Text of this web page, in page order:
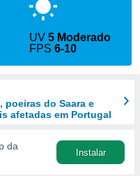
UV5 Moderado
FPS6-10
poeiras do Saara e
afetadas em Portugal
da
Instalar